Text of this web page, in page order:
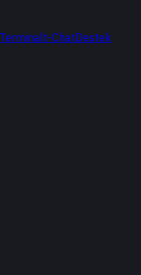
Terminalt-ChatDestek